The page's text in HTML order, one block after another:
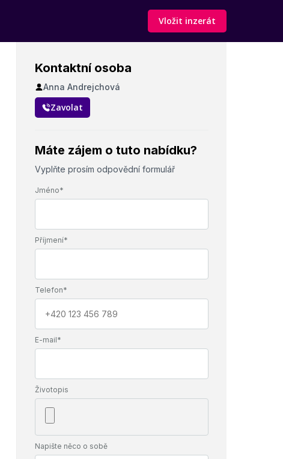
Vložit inzerát
Kontaktní osoba
Anna Andrejchová
Zavolat
Máte zájem o tuto nabídku?
Vyplňte prosím odpovědní formulář
Jméno*
Příjmení*
Telefon*
E-mail*
Životopis
Napište něco o sobě